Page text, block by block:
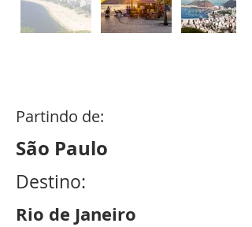
Partindo de:
São Paulo
Destino:
Rio de Janeiro